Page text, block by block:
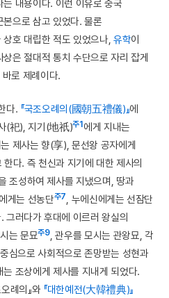
내용이다. 이런 이유로 중국
으로 삼고 있었다. 물론
호 대립한 적도 있었으나, 유학이
은 절대적 통치 수단으로 자리 잡게
로 제례이다.
다. 『국조오례의(國朝五禮儀)』에
(祀), 지기(地祇)주1 에게 지내는
제사는 향(享), 문선왕 공자에게
다. 즉 천신과 지기에 대한 제사의
조성하여 제사를 지냈으며, 땅과
게는 선농단주7 , 누에신에게는 선잠단
그러다가 후대에 이르러 왕실의
는 문묘주9 , 관우를 모시는 관왕묘, 각
심으로 사회적으로 존망받는 성현과
조상에게 제사를 지내게 되었다.
례의』와 『대한예전(大韓禮典)』